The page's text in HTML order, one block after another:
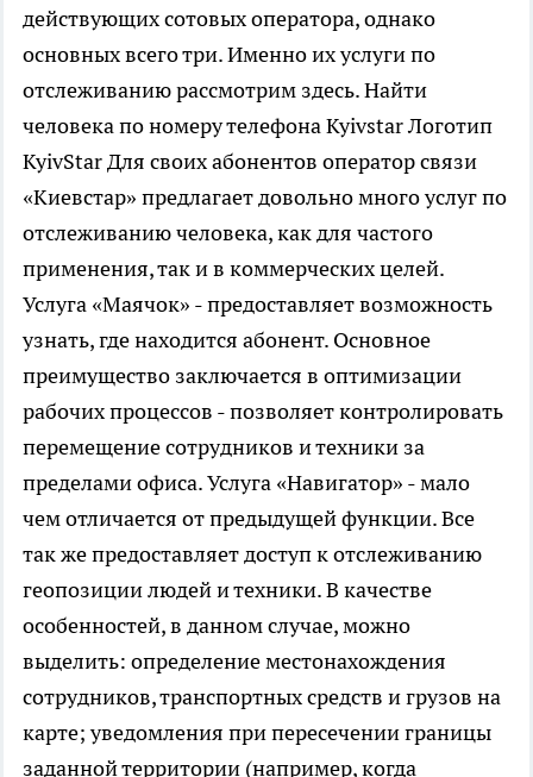
действующих сотовых оператора, однако
основных всего три. Именно их услуги по
отслеживанию рассмотрим здесь. Найти
человека по номеру телефона Kyivstar Логотип
KyivStar Для своих абонентов оператор связи
«Киевстар» предлагает довольно много услуг по
отслеживанию человека, как для частого
применения, так и в коммерческих целей.
Услуга «Маячок» - предоставляет возможность
узнать, где находится абонент. Основное
преимущество заключается в оптимизации
рабочих процессов - позволяет контролировать
перемещение сотрудников и техники за
пределами офиса. Услуга «Навигатор» - мало
чем отличается от предыдущей функции. Все
так же предоставляет доступ к отслеживанию
геопозиции людей и техники. В качестве
особенностей, в данном случае, можно
выделить: определение местонахождения
сотрудников, транспортных средств и грузов на
карте; уведомления при пересечении границы
заданной территории (например, когда